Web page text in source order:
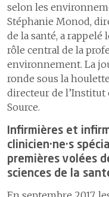
selon les
Stéphanie Monod,
de la santé, a rappelé
rôle central de la
environnement. La
ronde sous la
directeur de l’Institut
Source.
Infirmières et
clinicien·ne·s
premières volées
sciences de la